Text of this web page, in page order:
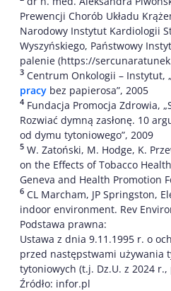
Prewencji Chorób Układu
Narodowy Instytut Kardiologii
Wyszyńskiego, Państwowy
palenie (https://
3 Centrum Onkologii – Instytut,
pracy bez papierosa”, 2005
4 Fundacja Promocja Zdrowia,
Rozwiać dymną zasłonę. 10
od dymu tytoniowego”, 2009
5 W. Zatoński, M. Hodge, K.
on the Effects of Tobacco
Geneva and Health Promotion
6 CL Marcham, JP Springston,
indoor environment. Rev
Podstawa prawna:
Ustawa z dnia 9.11.1995 r. o
przed następstwami używania
tytoniowych (t.j. Dz.U. z 2024 r.,
Źródło: infor.pl